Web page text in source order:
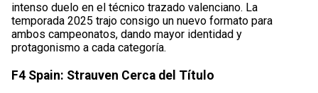
intenso duelo en el técnico trazado valenciano. La
temporada 2025 trajo consigo un nuevo formato para
ambos campeonatos, dando mayor identidad y
protagonismo a cada categoría.
F4 Spain: Strauven Cerca del Título